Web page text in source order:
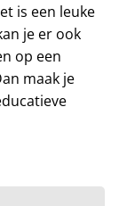
is een leuke
je er ook
op een
maak je